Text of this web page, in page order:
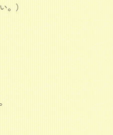
。）